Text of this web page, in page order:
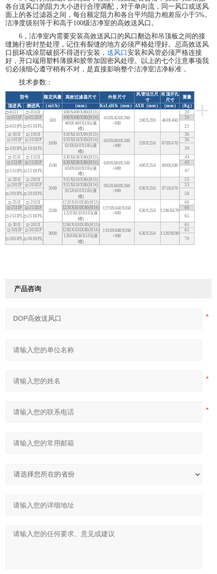
各台送风口的阻力大小进行合理调配，对于单向流，同一风口或送风
面上的各过滤器之间，每台额定阻力和各台平均阻力相差应小于5%。
洁净度级别等于和高于100级洁净室的高效送风口。
6，洁净室内需要安装高效送风口的风口翻边和吊顶板之间的接
缝施行密封垫处理，记住有裂缝的地方必须严格处理好。忌高效送风
口损坏或涂层破损不得进行安装，送风口安装和风管必须严格连接
好，开口端用塑料薄膜和胶带加固密风处理。以上的七个注意事项我
们必须细心遵守稍有不对，是直接影响整个洁净室洁净标准，
技术参数：
+
型号 额定风量 高效过滤器尺寸 外形尺寸
风管法兰尺
寸
吊顶开孔
尺寸
重量
顶进风
侧进风 （ m3/h） （mm） KxLxH/h（mm） AXB（mm） （mm） （Kg）
□-051I
□-051II
500
400X400X80(H13)
450X450X360
/480
200X200 460X460
20
□-051IP
□-051IIP 400X400X80(H14)
20
□-051IPL □-051IIPL
400X400X105(液
槽)
22
□-101I
□-101II
1000
610X610X69(H13)
660X660X360
/480
320X250 670X670
36
□-101IP
□-101IIP 610X610X69(H14)
36
□-101IPL □-101IIPL
610X610X105(液
槽)
39
□-151I
□-151II
1500
630X630X80(H13)
680X680X360
/480
400X250 690X690
43
□-151IP
□-151IIP 630X630X80(H14)
43
□-151IPL □-151IIPL
630X630X105(液
槽)
47
□-201I
□-201II
2000
915X610X80(H13)
965X660X360
/480
630X250 975X670
53
□-201IP
□-201IIP 915X610X80(H14) 53
□-201IPL □-201IIPL
915X610X105(液
槽)
58
□-251I
□-251II
2500
1220X610X80(H13)
1270X660X360
/480
630X250 1280X670
60
□-251IP □-251IIP 1220X610X80(H14) 60
□-251IPL □-251IIPL
1220X610X105(液
槽)
65
□-301I
□-301II
3000
1260X630X80(H13)
1310X680X360
/480
630X250 1320X690
65
□-301IP
□-301IIP 1260X630X80(H14)
65
□-301IPL □-301IIPL
1260X630X105(液
槽)
70
产品咨询